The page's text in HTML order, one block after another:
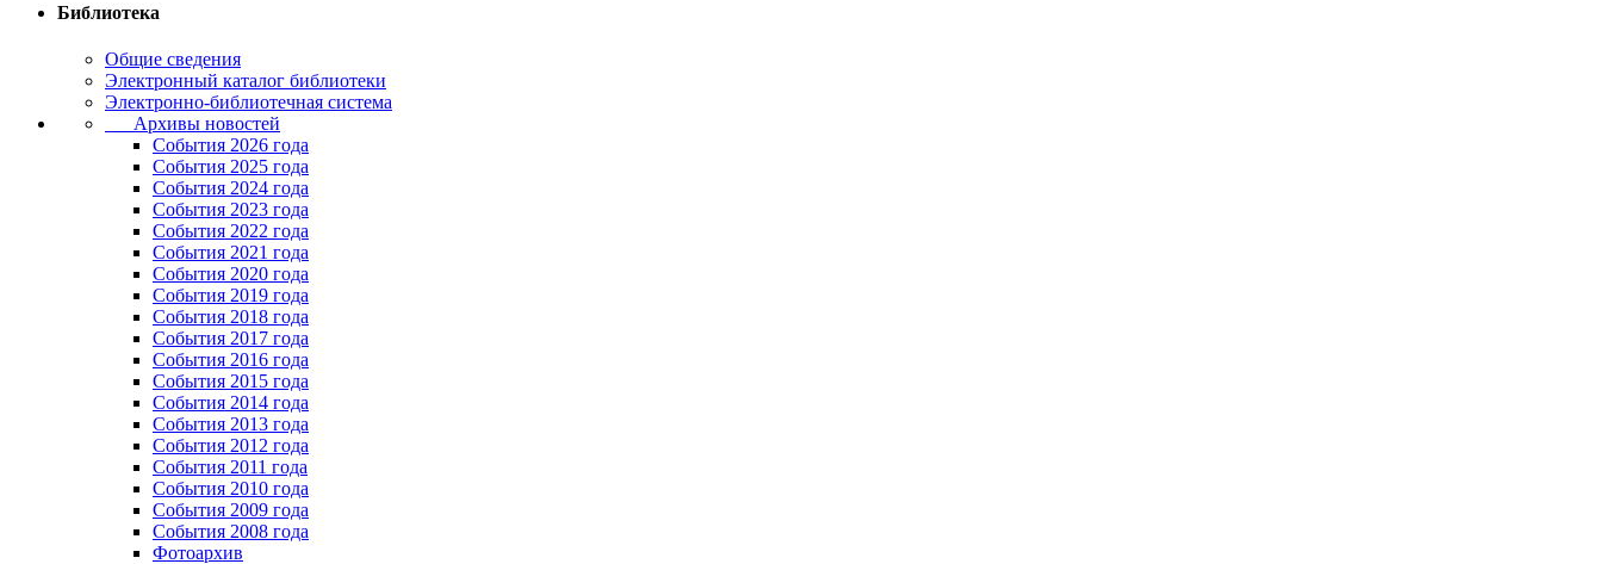
Библиотека
Общие сведения
Электронный каталог библиотеки
Электронно-библиотечная система
Архивы новостей
Cобытия 2026 года
События 2025 года
События 2024 года
События 2023 года
Cобытия 2022 года
Cобытия 2021 года
События 2020 года
События 2019 года
События 2018 года
События 2017 года
События 2016 года
События 2015 года
События 2014 года
События 2013 года
События 2012 года
События 2011 года
События 2010 года
События 2009 года
События 2008 года
Фотоархив